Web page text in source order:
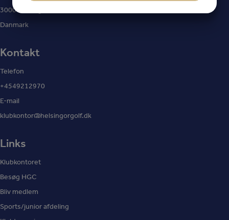
3000 Helsingør
Danmark
Kontakt
Telefon
+4549212970
E-mail
klubkontor@helsingorgolf.dk
Links
Klubkontoret
Besøg HGC
Bliv medlem
Sports/junior afdeling